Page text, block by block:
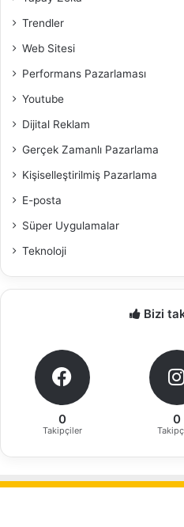
Trendler
Web Sitesi
Performans Pazarlaması
Youtube
Dijital Reklam
Gerçek Zamanlı Pazarlama
Kişiselleştirilmiş Pazarlama
E-posta
Süper Uygulamalar
Teknoloji
Bizi
0
Takipçiler
0